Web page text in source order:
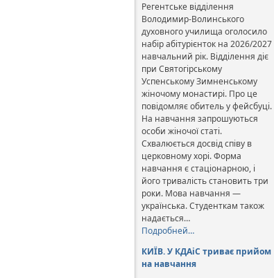
Регентське відділення
Володимир-Волинського
духовного училища оголосило
набір абітурієнток на 2026/2027
навчальний рік. Відділення діє
при Святогірському
Успенському Зимненському
жіночому монастирі. Про це
повідомляє обитель у фейсбуці.
На навчання запрошуються
особи жіночої статі.
Схвалюється досвід співу в
церковному хорі. Форма
навчання є стаціонарною, і
його тривалість становить три
роки. Мова навчання —
українська. Студенткам також
надається…
Подробней…
КИЇВ. У КДАіС триває прийом
на навчання